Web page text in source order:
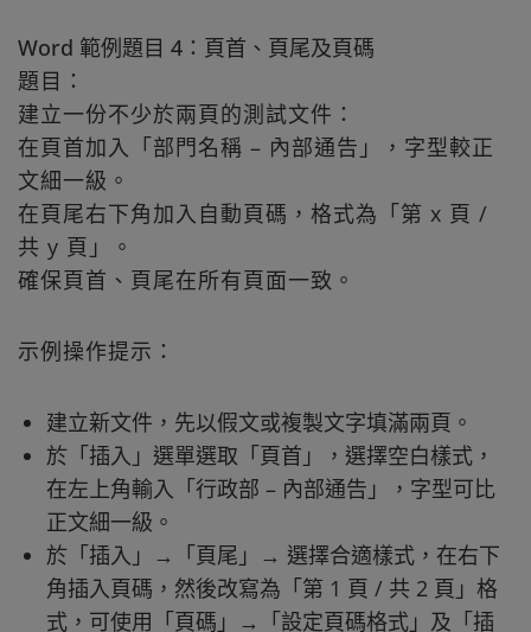
Word 範例題目 4：頁首、頁尾及頁碼
題目：
建立一份不少於兩頁的測試文件：
在頁首加入「部門名稱 – 內部通告」，字型較正
文細一級。
在頁尾右下角加入自動頁碼，格式為「第 x 頁 /
共 y 頁」。
確保頁首、頁尾在所有頁面一致。
示例操作提示：
建立新文件，先以假文或複製文字填滿兩頁。
於「插入」選單選取「頁首」，選擇空白樣式，
在左上角輸入「行政部 – 內部通告」，字型可比
正文細一級。
於「插入」→「頁尾」→ 選擇合適樣式，在右下
角插入頁碼，然後改寫為「第 1 頁 / 共 2 頁」格
式，可使用「頁碼」→「設定頁碼格式」及「插